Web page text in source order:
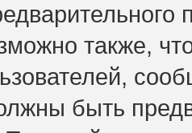
также,
быть